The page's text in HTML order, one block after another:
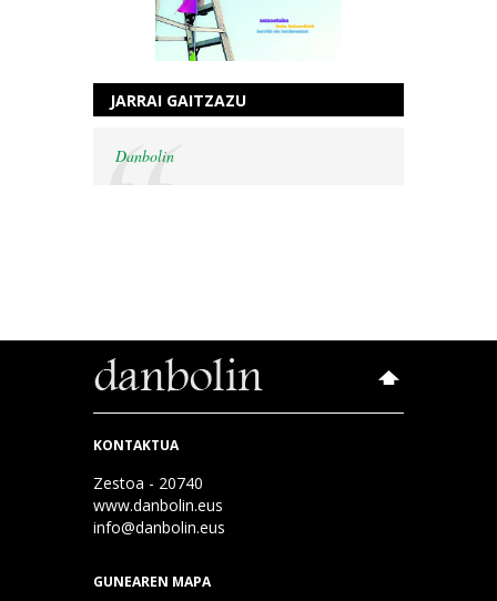
JARRAI GAITZAZU
Danbolin
KONTAKTUA
Zestoa - 20740
www.danbolin.eus
info@danbolin.eus
GUNEAREN MAPA